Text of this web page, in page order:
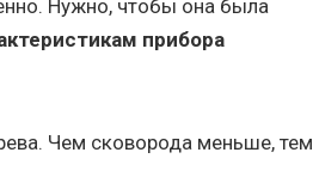
Нужно, чтобы она была
прибора
Чем сковорода меньше, тем